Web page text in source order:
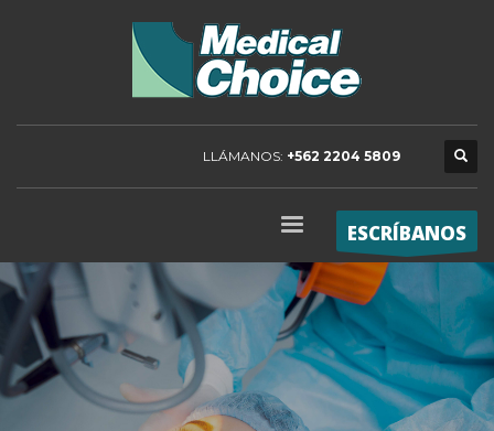
LLÁMANOS: +562 2204 5809
ESCRÍBANOS